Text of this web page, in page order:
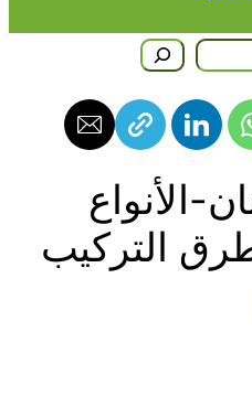
الأنواع
التركيب